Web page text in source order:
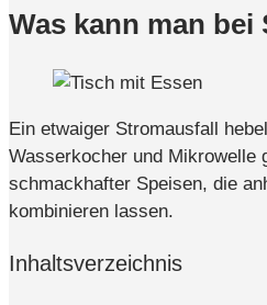
Was kann man
Ein etwaiger Stromausfall
Wasserkocher und Mikrowelle
schmackhafter Speisen, die
kombinieren lassen.
Inhaltsverzeichnis